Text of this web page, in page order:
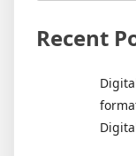
Recent